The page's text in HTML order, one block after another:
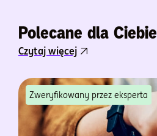
Polecane dla Ciebie
Czytaj więcej
Zweryfikowany przez eksperta